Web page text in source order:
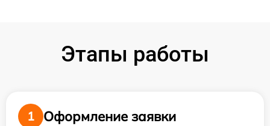
Этапы работы
1
Оформление заявки